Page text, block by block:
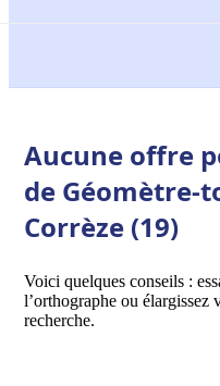
Aucune offre
de Géomètre-
Corrèze (19)
Voici quelques conseils :
l’orthographe ou élargissez
recherche.